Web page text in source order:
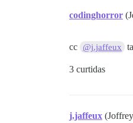
codinghorror
cc @j.jaffeux
3 curtidas
j.jaffeux